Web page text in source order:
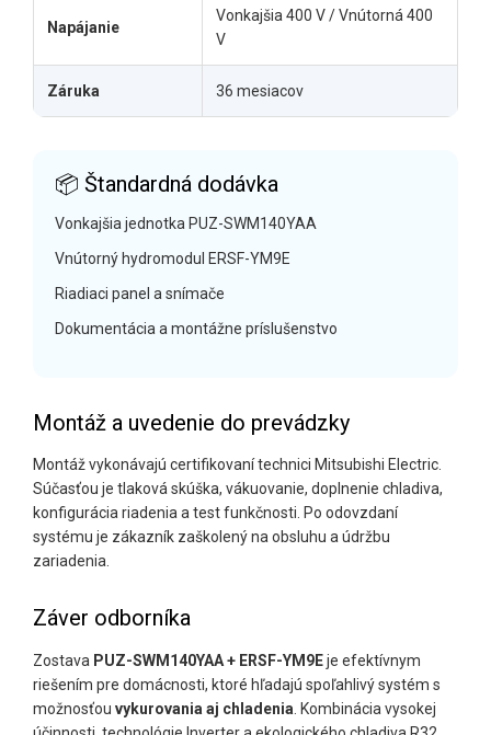
Napájanie
Vonkajšia 400 V / Vnútorná 400
V
Záruka 36 mesiacov
📦 Štandardná dodávka
Vonkajšia jednotka PUZ-SWM140YAA
Vnútorný hydromodul ERSF-YM9E
Riadiaci panel a snímače
Dokumentácia a montážne príslušenstvo
Montáž a uvedenie do prevádzky
Montáž vykonávajú certifikovaní technici Mitsubishi Electric.
Súčasťou je tlaková skúška, vákuovanie, doplnenie chladiva,
konfigurácia riadenia a test funkčnosti. Po odovzdaní
systému je zákazník zaškolený na obsluhu a údržbu
zariadenia.
Záver odborníka
Zostava PUZ-SWM140YAA + ERSF-YM9Eje efektívnym
riešením pre domácnosti, ktoré hľadajú spoľahlivý systém s
možnosťou vykurovania aj chladenia . Kombinácia vysokej